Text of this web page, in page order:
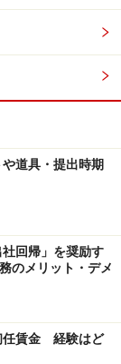
道具・提出時期
回帰」を奨励す
のメリット・デメ
任賃金 経験はど